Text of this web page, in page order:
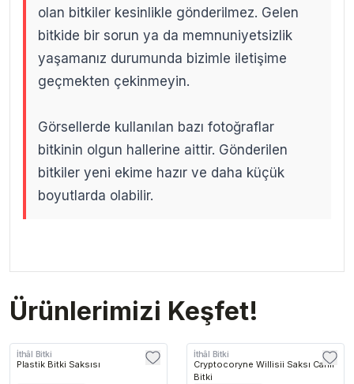
olan bitkiler kesinlikle gönderilmez. Gelen
bitkide bir sorun ya da memnuniyetsizlik
yaşamanız durumunda bizimle iletişime
geçmekten çekinmeyin.
Görsellerde kullanılan bazı fotoğraflar
bitkinin olgun hallerine aittir. Gönderilen
bitkiler yeni ekime hazır ve daha küçük
boyutlarda olabilir.
Ürünlerimizi Keşfet!
İthâl Bitki
Plastik Bitki Saksısı
İthâl Bitki
Cryptocoryne Willisii Saksı Canlı
Bitki